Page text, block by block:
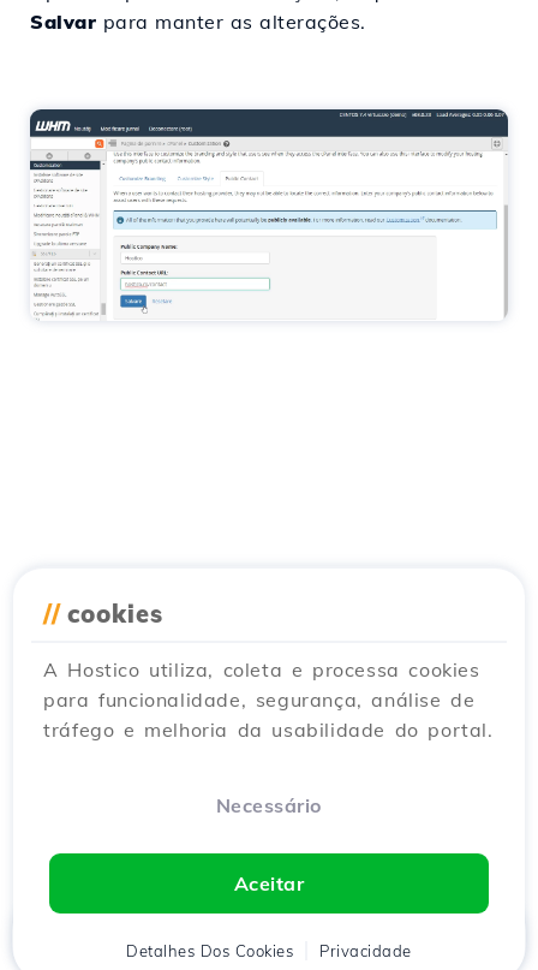
Salvar para manter as alterações.
// cookies
A Hostico utiliza, coleta e processa cookies
para funcionalidade, segurança, análise de
tráfego e melhoria da usabilidade do portal.
Necessário
Aceitar
Detalhes Dos Cookies Privacidade
Cliente Carrinho Chat